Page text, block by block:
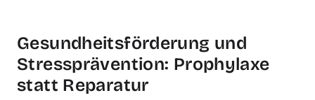
Gesundheitsförderung und
Stressprävention: Prophylaxe
statt Reparatur